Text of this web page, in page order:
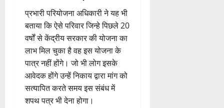
प्रभारी परियोजना अधिकारी ने यह भी
बताया कि ऐसे परिवार जिन्हे पिछले 20
वर्षों से केंद्रीय सरकार की योजना का
लाभ मिल चुका है वह इस योजना के
पात्र नहीं होंगे। जो भी लोग इसके
आवेदक होंगे उन्हें निकाय द्वारा मांग को
सत्यापित करते समय इस संबंध में
शपथ पत्र भी देना होगा।